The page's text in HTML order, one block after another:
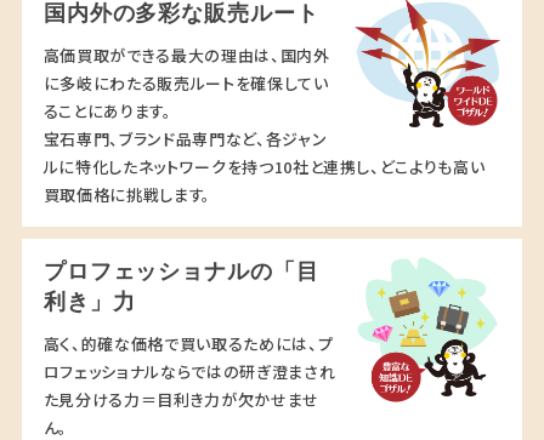
国内外の多彩な販売ルート
高価買取ができる最大の理由は、国内外
に多岐にわたる販売ルートを確保してい
ることにあります。
宝石専門、ブランド品専門など、各ジャン
ルに特化したネットワークを持つ10社と連携し、どこよりも高い
買取価格に挑戦します。
プロフェッショナルの「目
利き」力
高く、的確な価格で買い取るためには、プ
ロフェッショナルならではの研ぎ澄まされ
た見分ける力＝目利き力が欠かせませ
ん。